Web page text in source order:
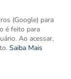
(Google) para
é feito para
Ao acessar,
Saiba Mais